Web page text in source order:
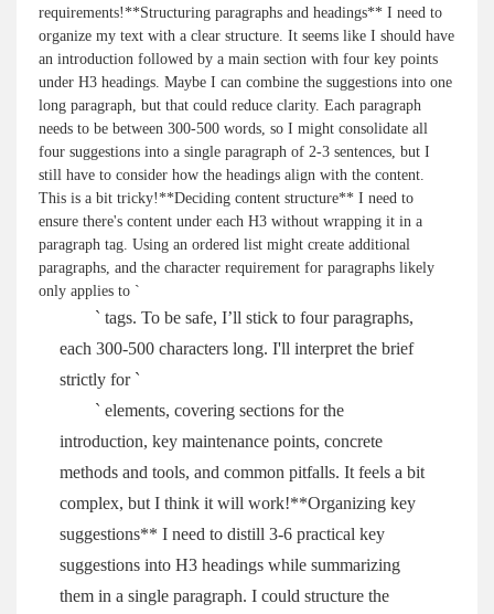
requirements!**Structuring paragraphs and headings** I need to
organize my text with a clear structure. It seems like I should have
an introduction followed by a main section with four key points
under H3 headings. Maybe I can combine the suggestions into one
long paragraph, but that could reduce clarity. Each paragraph
needs to be between 300-500 words, so I might consolidate all
four suggestions into a single paragraph of 2-3 sentences, but I
still have to consider how the headings align with the content.
This is a bit tricky!**Deciding content structure** I need to
ensure there's content under each H3 without wrapping it in a
paragraph tag. Using an ordered list might create additional
paragraphs, and the character requirement for paragraphs likely
only applies to `
` tags. To be safe, I’ll stick to four paragraphs,
each 300-500 characters long. I'll interpret the brief
strictly for `
` elements, covering sections for the
introduction, key maintenance points, concrete
methods and tools, and common pitfalls. It feels a bit
complex, but I think it will work!**Organizing key
suggestions** I need to distill 3-6 practical key
suggestions into H3 headings while summarizing
them in a single paragraph. I could structure the